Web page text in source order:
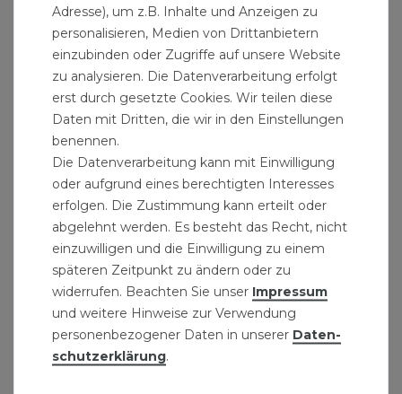
Adresse), um z.B. Inhalte und Anzeigen zu
personalisieren, Medien von Drittanbietern
einzubinden oder Zugriffe auf unsere Website
zu analysieren. Die Datenverarbeitung erfolgt
erst durch gesetzte Cookies. Wir teilen diese
Daten mit Dritten, die wir in den Einstellungen
benennen.
Die Datenverarbeitung kann mit Einwilligung
oder aufgrund eines berechtigten Interesses
erfolgen. Die Zustimmung kann erteilt oder
abgelehnt werden. Es besteht das Recht, nicht
einzuwilligen und die Einwilligung zu einem
späteren Zeitpunkt zu ändern oder zu
widerrufen. Beachten Sie unser Impressum
und weitere Hinweise zur Verwendung
personenbezogener Daten in unserer Daten­
schutz­erklärung.